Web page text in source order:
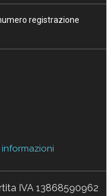
registrazione
IVA 13868590962